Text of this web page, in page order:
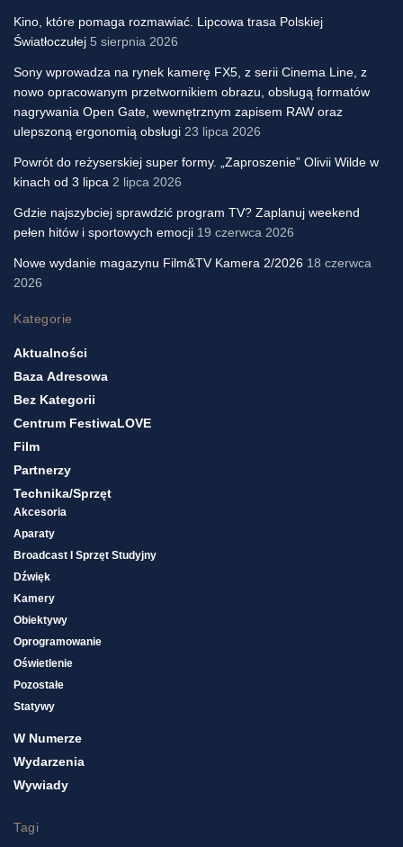
Kino, które pomaga rozmawiać. Lipcowa trasa Polskiej
Światłoczułej 5 sierpnia 2026
Sony wprowadza na rynek kamerę FX5, z serii Cinema Line, z
nowo opracowanym przetwornikiem obrazu, obsługą formatów
nagrywania Open Gate, wewnętrznym zapisem RAW oraz
ulepszoną ergonomią obsługi 23 lipca 2026
Powrót do reżyserskiej super formy. „Zaproszenie” Olivii Wilde w
kinach od 3 lipca 2 lipca 2026
Gdzie najszybciej sprawdzić program TV? Zaplanuj weekend
pełen hitów i sportowych emocji 19 czerwca 2026
Nowe wydanie magazynu Film&TV Kamera 2/2026 18 czerwca
2026
Kategorie
Aktualności
Baza Adresowa
Bez Kategorii
Centrum FestiwaLOVE
Film
Partnerzy
Technika/sprzęt
Akcesoria
Aparaty
Broadcast I Sprzęt Studyjny
Dźwięk
Kamery
Obiektywy
Oprogramowanie
Oświetlenie
Pozostałe
Statywy
W Numerze
Wydarzenia
Wywiady
Tagi